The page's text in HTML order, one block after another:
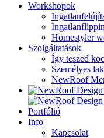
Workshopok
Homestyler
Szolgáltatások
Így teszed
Személyes
NewRoof
Portfólió
Info
Kapcsolat